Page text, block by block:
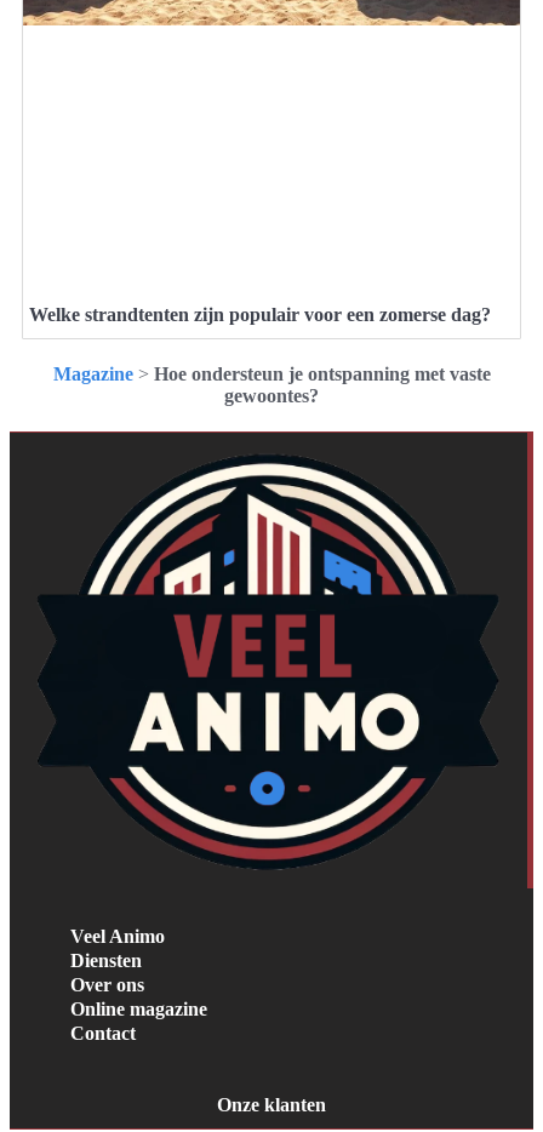
Welke strandtenten zijn populair voor een zomerse dag?
Magazine> Hoe ondersteun je ontspanning met vaste
gewoontes?
Veel Animo
Diensten
Over ons
Online magazine
Contact
Onze klanten